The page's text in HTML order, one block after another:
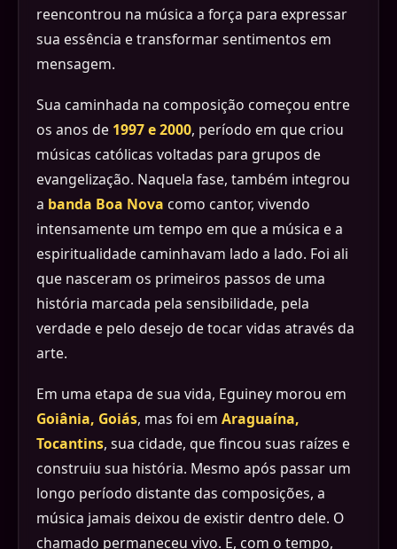
reencontrou na música a força para expressar
sua essência e transformar sentimentos em
mensagem.
Sua caminhada na composição começou entre
os anos de 1997 e 2000, período em que criou
músicas católicas voltadas para grupos de
evangelização. Naquela fase, também integrou
a banda Boa Nova como cantor, vivendo
intensamente um tempo em que a música e a
espiritualidade caminhavam lado a lado. Foi ali
que nasceram os primeiros passos de uma
história marcada pela sensibilidade, pela
verdade e pelo desejo de tocar vidas através da
arte.
Em uma etapa de sua vida, Eguiney morou em
Goiânia, Goiás, mas foi em Araguaína,
Tocantins, sua cidade, que fincou suas raízes e
construiu sua história. Mesmo após passar um
longo período distante das composições, a
música jamais deixou de existir dentro dele. O
chamado permaneceu vivo. E, com o tempo,